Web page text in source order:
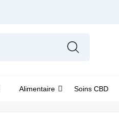
Alimentaire Soins CBD